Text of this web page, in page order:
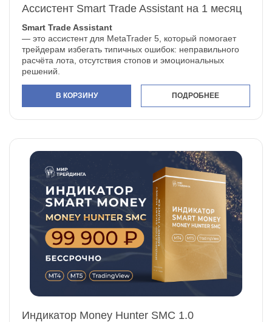
Ассистент Smart Trade Assistant на 1 месяц
Smart Trade Assistant
— это ассистент для MetaTrader 5, который помогает
трейдерам избегать типичных ошибок: неправильного
расчёта лота, отсутствия стопов и эмоциональных
решений.
В КОРЗИНУ ПОДРОБНЕЕ
Индикатор Money Hunter SMC 1.0